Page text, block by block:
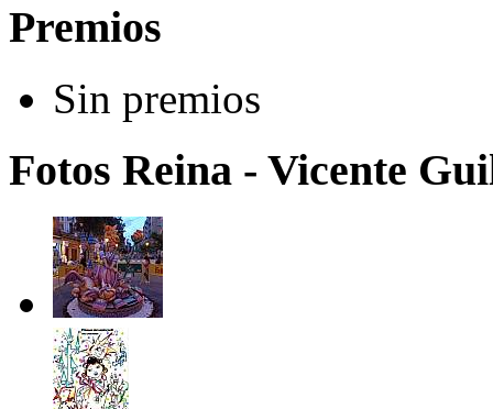
Premios
Sin premios
Fotos Reina - Vicente